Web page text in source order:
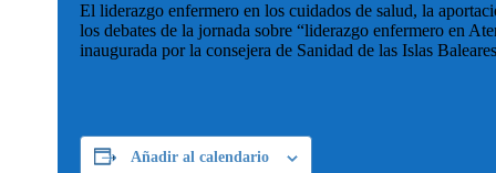
El liderazgo enfermero en los cuidados de salud, la
los debates de la jornada sobre “liderazgo enfermero en
inaugurada por la consejera de Sanidad de las Islas
Añadir al calendario